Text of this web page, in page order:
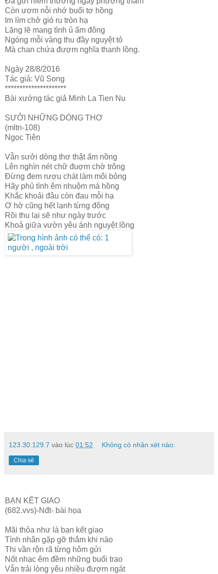
Còn ươm nỗi nhớ buổi tơ hồng
Im lìm chở gió ru tròn hạ
Lặng lẽ mang tình ủ ấm đông
Ngóng mỗi vàng thu đầy nguyệt tỏ
Mà chan chứa đượm nghĩa thanh lồng.
Ngày 28/8/2016
Tác giả: Vũ Song
*********************
Bài xướng tác giả Minh La Tien Nu
SƯỞI NHỮNG DÒNG THƠ
(mltn-108)
Ngọc Tiên
Vẫn sưởi dòng thơ thật ấm nồng
Lên nghìn nét chữ đuợm chờ trông
Đừng đem rượu chát làm môi bỏng
Hãy phủ tình êm nhuộm má hồng
Khắc khoải đâu còn đau mỗi hạ
Ơ hờ cũng hết lạnh từng đông
Rồi thu lại sẽ như ngày trước
Khoả giữa vườn yêu ánh nguyệt lồng
123.30.129.7 vào lúc 01:52 Không có nhận xét nào:
Chia sẻ
BẠN KẾT GIAO
(682.vvs)-Nđt- bài họa
Mãi thỏa như là bạn kết giao
Tình nhân gặp gỡ thắm khi nào
Thi vần rộn rã từng hôm gửi
Nốt nhạc êm đềm những buổi trao
Vẫn trải lòng yêu nhiều đượm ngát